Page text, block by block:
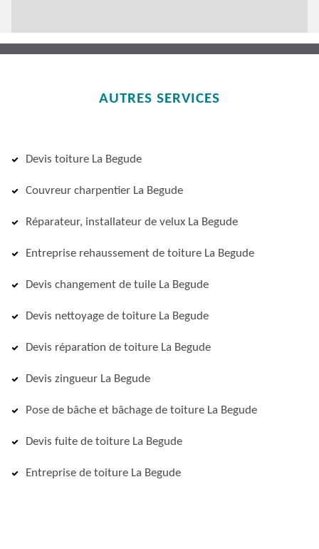
AUTRES SERVICES
Devis toiture La Begude
Couvreur charpentier La Begude
Réparateur, installateur de velux La Begude
Entreprise rehaussement de toiture La Begude
Devis changement de tuile La Begude
Devis nettoyage de toiture La Begude
Devis réparation de toiture La Begude
Devis zingueur La Begude
Pose de bâche et bâchage de toiture La Begude
Devis fuite de toiture La Begude
Entreprise de toiture La Begude